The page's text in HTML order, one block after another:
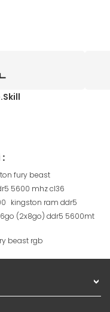
fury beast
5600 mhz cl36
kingston ram ddr5
(2x8go) ddr5 5600mt
beast rgb